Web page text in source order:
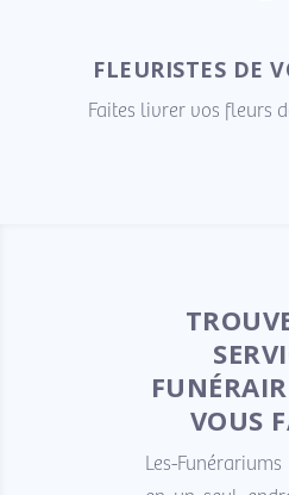
FLEURISTES DE
Faites livrer vos fleurs
VOUS
Les-